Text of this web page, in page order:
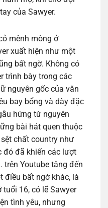
của Sawyer.
mênh mông ở
xuất hiện như một
bất ngờ. Không có
trình bày trong các
nguyên gốc của văn
bay bổng và dày đặc
hứng từ nguyên
bài hát quen thuộc
sệt chất country như
đó đã khiến các lượt
trên Youtube tăng đến
điều bất ngờ khác, là
16, có lẽ Sawyer
tình yêu, nhưng